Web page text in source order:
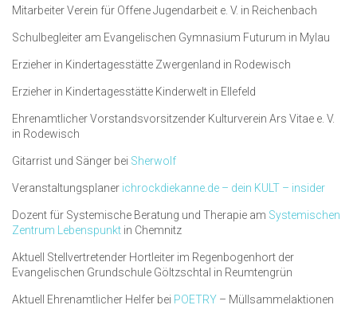
Mitarbeiter Verein für Offene Jugendarbeit e. V. in Reichenbach
Schulbegleiter am Evangelischen Gymnasium Futurum in Mylau
Erzieher in Kindertagesstätte Zwergenland in Rodewisch
Erzieher in Kindertagesstätte Kinderwelt in Ellefeld
Ehrenamtlicher Vorstandsvorsitzender Kulturverein Ars Vitae e. V.
in Rodewisch
Gitarrist und Sänger bei Sherwolf
Veranstaltungsplaner ichrockdiekanne.de – dein KULT – insider
Dozent für Systemische Beratung und Therapie am Systemischen
Zentrum Lebenspunkt in Chemnitz
Aktuell Stellvertretender Hortleiter im Regenbogenhort der
Evangelischen Grundschule Göltzschtal in Reumtengrün
Aktuell Ehrenamtlicher Helfer bei POETRY – Müllsammelaktionen